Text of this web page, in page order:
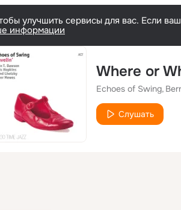
улучшить сервисы для вас. Если
информации
Where or
Echoes of Swing
Слушать